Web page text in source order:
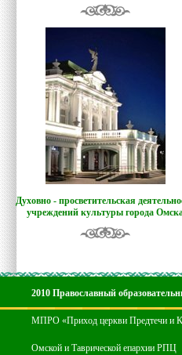
Духовно - просветительская
учреждений культуры города
2010 Православный
МПРО «Приход церкви Предтечи и
Омской и Таврической епархии РПЦ